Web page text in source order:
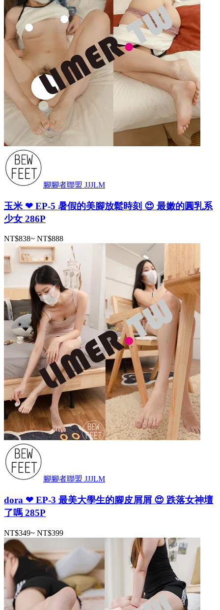
腳腳者聯盟 JJJLM
玉米 ❤ EP-5 暑假的美腳放鬆時刻 😍 最嫩的圓乳系
少女 286P
NT$838~ NT$888
腳腳者聯盟 JJJLM
dora ❤ EP-3 最美大學生的腳皮屑屑 😍 跌落女神壇
了嗎 285P
NT$349~ NT$399